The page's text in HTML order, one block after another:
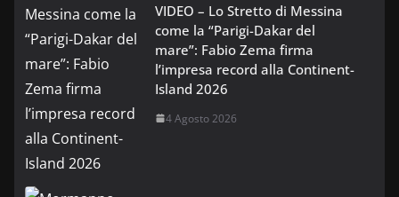
VIDEO – Lo Stretto di Messina
come la “Parigi-Dakar del
mare”: Fabio Zema firma
l’impresa record alla Continent-
Island 2026
4 Agosto 2026